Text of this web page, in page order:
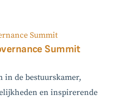
Summit
in de bestuurskamer,
en inspirerende